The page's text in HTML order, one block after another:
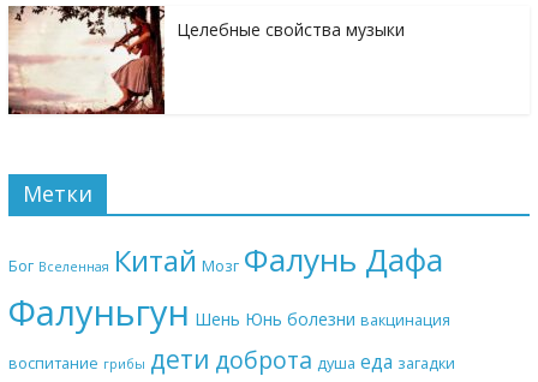
Целебные свойства музыки
Метки
Бог Вселенная Китай Мозг Фалунь Дафа
Фалуньгун Шень Юнь болезни вакцинация
воспитание грибы дети доброта душа еда загадки